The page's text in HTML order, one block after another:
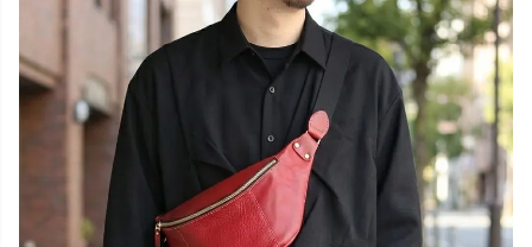
名入れについて
名入れ文字はご購入手続きの途中に出てくる「通信欄」に
ご記入ください。